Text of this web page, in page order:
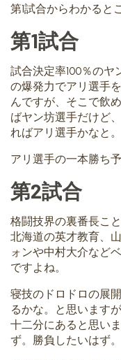
第1試合からわかると
第1試合
試合決定率100％のヤ
の爆発力でアリ選手
んですが、そこで飲
ばヤン坊選手だけど
ればアリ選手かなと。
アリ選手の一本勝ち予
第2試合
格闘技界の裏番長こ
北海道の英才教育、
ォンや中村大介など
ですよね。
寝技のドロドロの展
るかな。と思います
十二分にあると思い
ず。勝負したいはず。